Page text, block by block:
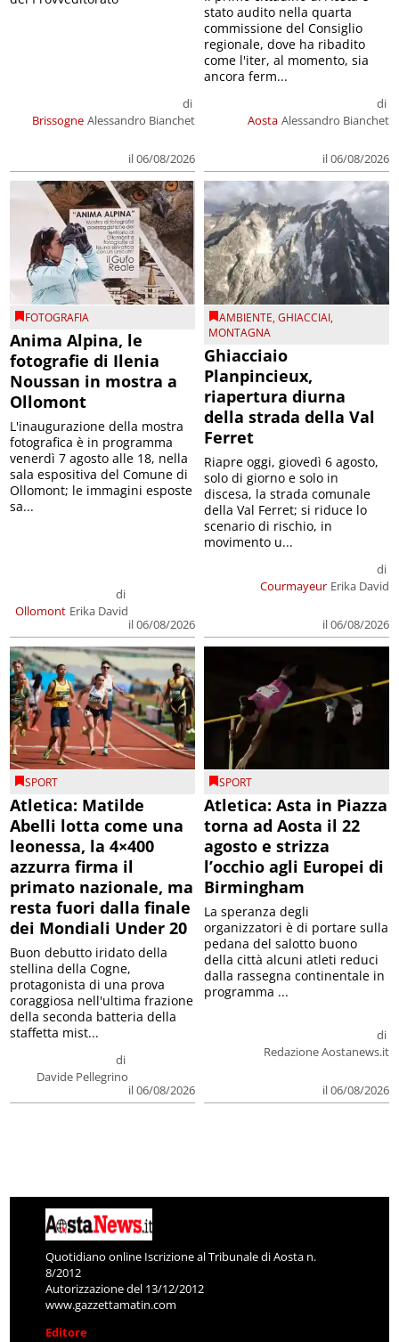
Brissogne
di
Alessandro Bianchet
il 06/08/2026
Aosta
di
Alessandro Bianchet
il 06/08/2026
stato audito nella quarta
commissione del Consiglio
regionale, dove ha ribadito
come l'iter, al momento, sia
ancora ferm...
FOTOGRAFIA
Anima Alpina, le
fotografie di Ilenia
Noussan in mostra a
Ollomont
Ollomont
di
Erika David
il 06/08/2026
L'inaugurazione della mostra
fotografica è in programma
venerdì 7 agosto alle 18, nella
sala espositiva del Comune di
Ollomont; le immagini esposte
sa...
AMBIENTE,GHIACCIAI,
MONTAGNA
Ghiacciaio
Planpincieux,
riapertura diurna
della strada della Val
Ferret
Courmayeur
di
Erika David
il 06/08/2026
Riapre oggi, giovedì 6 agosto,
solo di giorno e solo in
discesa, la strada comunale
della Val Ferret; si riduce lo
scenario di rischio, in
movimento u...
SPORT
Atletica: Matilde
Abelli lotta come una
leonessa, la 4×400
azzurra firma il
primato nazionale, ma
resta fuori dalla finale
dei Mondiali Under 20
di
Davide Pellegrino
il 06/08/2026
Buon debutto iridato della
stellina della Cogne,
protagonista di una prova
coraggiosa nell'ultima frazione
della seconda batteria della
staffetta mist...
SPORT
Atletica: Asta in Piazza
torna ad Aosta il 22
agosto e strizza
l’occhio agli Europei di
Birmingham
di
Redazione Aostanews.it
il 06/08/2026
La speranza degli
organizzatori è di portare sulla
pedana del salotto buono
della città alcuni atleti reduci
dalla rassegna continentale in
programma ...
Quotidiano online Iscrizione al Tribunale di Aosta n.
8/2012
Autorizzazione del 13/12/2012
www.gazzettamatin.com
Editore